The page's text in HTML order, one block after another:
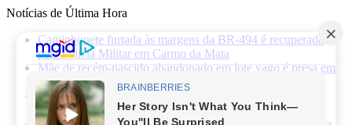
Notícias de Última Hora
Caminhonete furtada às margens da BR-494 é recuperada
pela Polícia Militar em Carmo da Mata
Mãe de recém-nascido abandonado em lote vago é presa em
Sabará
Três pessoas ficam feridas após ataque a facadas no bairro
Planalto, em Divinópolis